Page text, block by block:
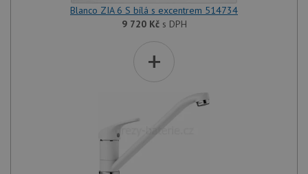
Blanco ZIA 6 S bílá s excentrem 514734
9 720 Kčs DPH
+